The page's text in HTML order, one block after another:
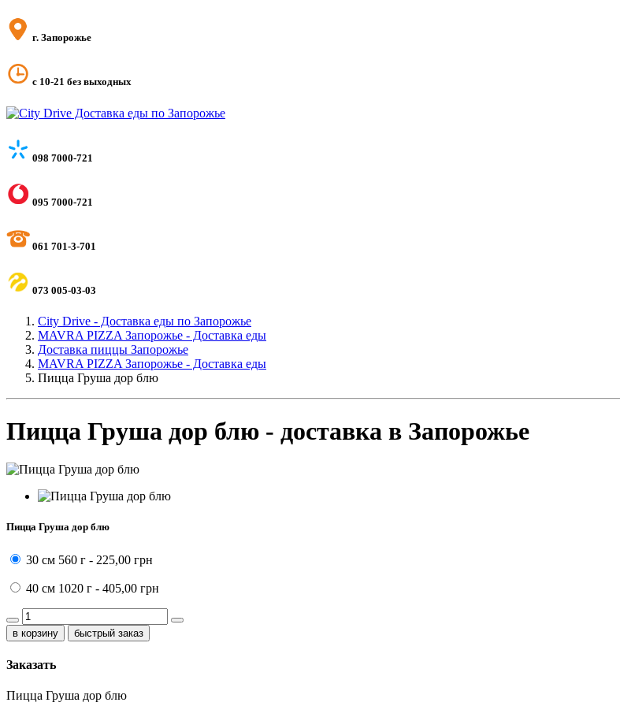
г. Запорожье
с 10-21 без выходных
098 7000-721
095 7000-721
061 701-3-701
073 005-03-03
City Drive - Доставка еды по Запорожье
MAVRA PIZZA Запорожье - Доставка еды
Доставка пиццы Запорожье
MAVRA PIZZA Запорожье - Доставка еды
Пицца Груша дор блю
Пицца Груша дор блю - доставка в Запорожье
Пицца Груша дор блю
30 см 560 г - 225,00 грн
40 см 1020 г - 405,00 грн
быстрый заказ
Заказать
Пицца Груша дор блю